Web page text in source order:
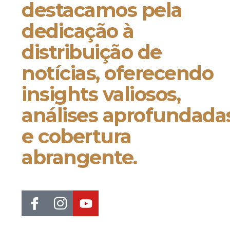
destacamos pela
dedicação à
distribuição de
notícias, oferecendo
insights valiosos,
análises
e cobertura
abrangente.